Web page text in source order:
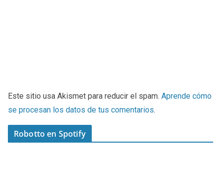
Este sitio usa Akismet para reducir el spam. Aprende cómo
se procesan los datos de tus comentarios.
Robotto en Spotify